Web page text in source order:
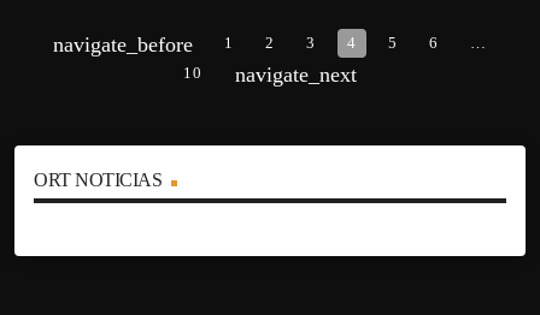
navigate_before 1 2 3 4 5 6
…
10
navigate_next
ORT NOTICIAS